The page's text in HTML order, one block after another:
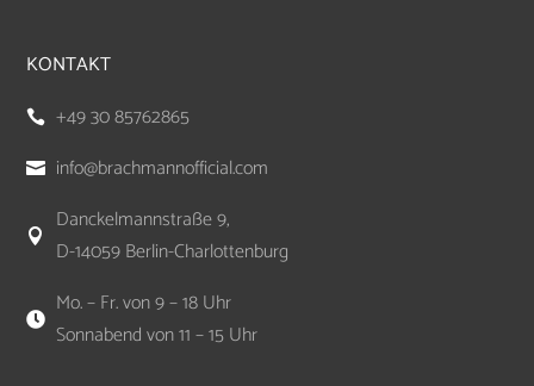
KONTAKT
 +49 30 85762865
 info@brachmannofficial.com

Danckelmannstraße 9,
D-14059 Berlin-Charlottenburg

Mo. – Fr. von 9 – 18 Uhr
Sonnabend von 11 – 15 Uhr